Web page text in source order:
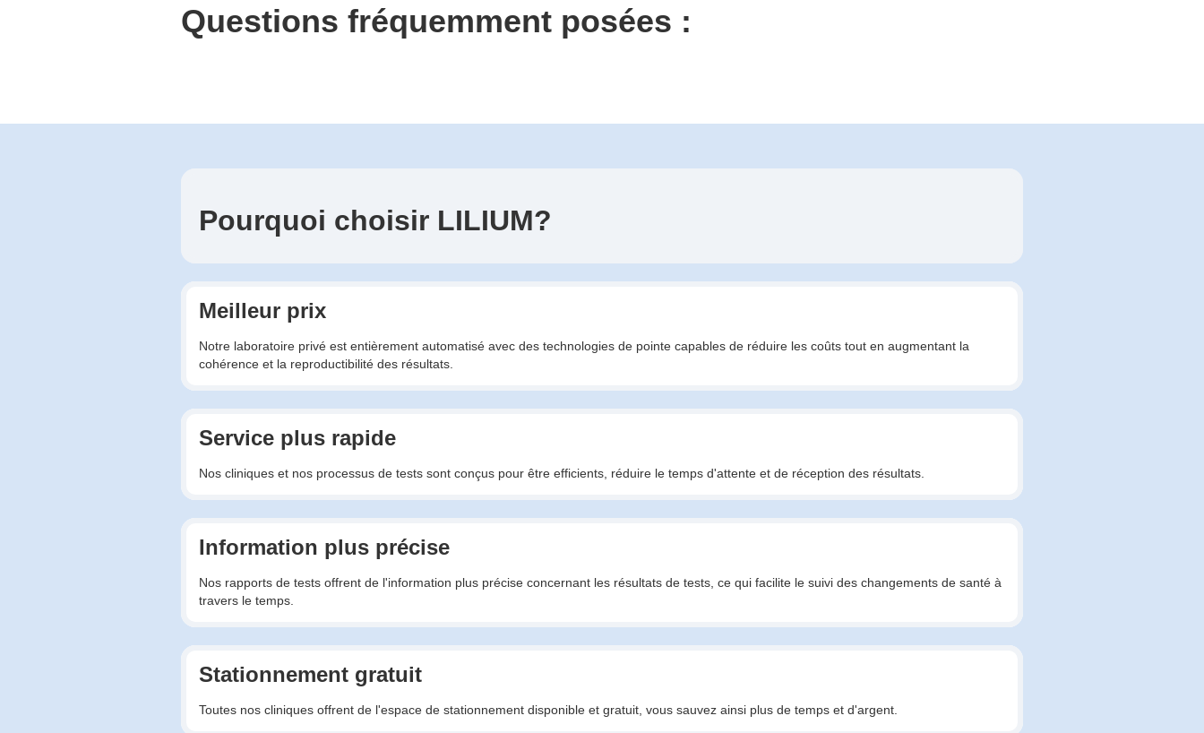
Questions fréquemment posées :
Pourquoi choisir LILIUM?
Meilleur prix
Notre laboratoire privé est entièrement automatisé avec des technologies de pointe capables de réduire les coûts tout en augmentant la
cohérence et la reproductibilité des résultats.
Service plus rapide
Nos cliniques et nos processus de tests sont conçus pour être efficients, réduire le temps d'attente et de réception des résultats.
Information plus précise
Nos rapports de tests offrent de l'information plus précise concernant les résultats de tests, ce qui facilite le suivi des changements de santé à
travers le temps.
Stationnement gratuit
Toutes nos cliniques offrent de l'espace de stationnement disponible et gratuit, vous sauvez ainsi plus de temps et d'argent.